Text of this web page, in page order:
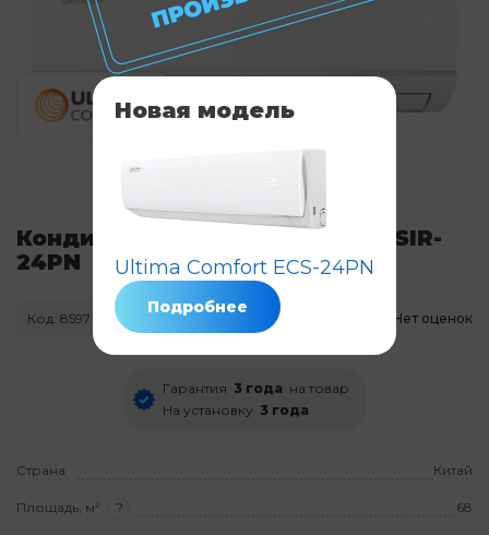
Кондиционер Ultima Comfort SIR-
24PN
Код: 8597 Нет в наличии Нет оценок
Гарантия 3 года на товар
На установку 3 года
Страна Китай
Площадь, м² ? 68
Новая модель
Ultima Comfort ECS-24PN
Подробнее